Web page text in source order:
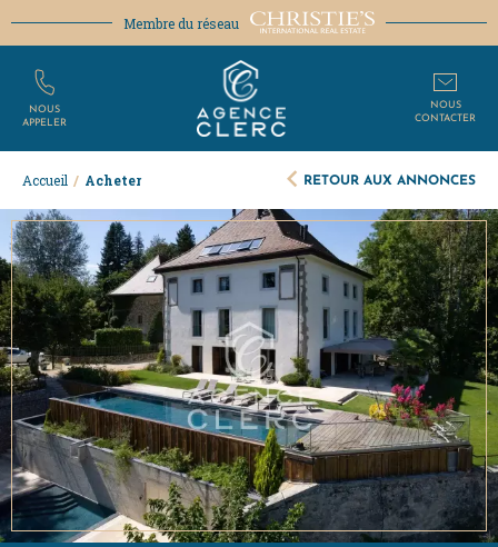
Accueil / Acheter RETOUR AUX ANNONCES
Membre du réseau
NOUS
APPELER
NOUS
CONTACTER